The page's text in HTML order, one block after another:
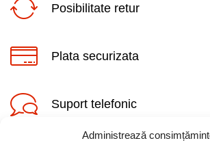
Administrează
Posibilitate retur
Plata securizata
Suport telefonic